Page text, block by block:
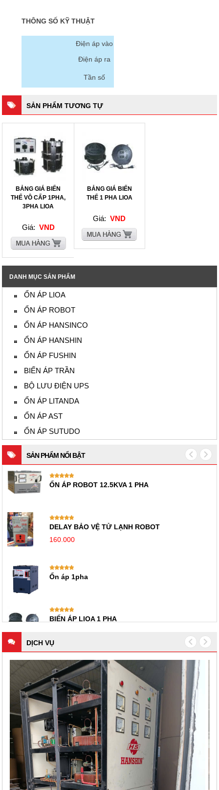
THÔNG SỐ KỸ THUẬT
Điện áp vào
Điện áp ra
Tần số
SẢN PHẨM TƯƠNG TỰ
BẢNG GIÁ BIẾN
THẾ VÔ CẤP 1PHA,
3PHA LIOA
Giá: VND
BẢNG GIÁ BIẾN
THẾ 1 PHA LIOA
Giá: VND
DANH MỤC SẢN PHẨM
ỔN ÁP LIOA
ỔN ÁP ROBOT
ỔN ÁP HANSINCO
ỔN ÁP HANSHIN
ỔN ÁP FUSHIN
BIẾN ÁP TRẦN
BỘ LƯU ĐIỆN UPS
ỔN ÁP LITANDA
ỔN ÁP AST
ỔN ÁP SUTUDO
SẢN PHẨM NỔI BẬT
ỔN ÁP ROBOT 12.5KVA 1 PHA
DELAY BẢO VỆ TỬ LẠNH ROBOT
160.000
Ổn áp 1pha
BIẾN ÁP LIOA 1 PHA
DỊCH VỤ